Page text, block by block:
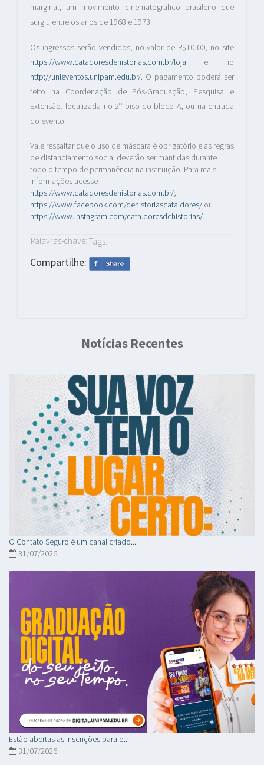
marginal, um movimento cinematográfico brasileiro que
surgiu entre os anos de 1968 e 1973.
Os ingressos serão vendidos, no valor de R$10,00, no site
https://www.catadoresdehistorias.com.br/loja e no
http://unieventos.unipam.edu.br/. O pagamento poderá ser
feito na Coordenação de Pós-Graduação, Pesquisa e
Extensão, localizada no 2º piso do bloco A, ou na entrada
do evento.
Vale ressaltar que o uso de máscara é obrigatório e as regras
de distanciamento social deverão ser mantidas durante
todo o tempo de permanência na instituição. Para mais
informações acesse
https://www.catadoresdehistorias.com.br/;
https://www.facebook.com/dehistoriascata.dores/ ou
https://www.instagram.com/cata.doresdehistorias/.
Palavras-chave: Tags:
Compartilhe:
Notícias Recentes
O Contato Seguro é um canal criado...
31/07/2026
Estão abertas as inscrições para o...
31/07/2026